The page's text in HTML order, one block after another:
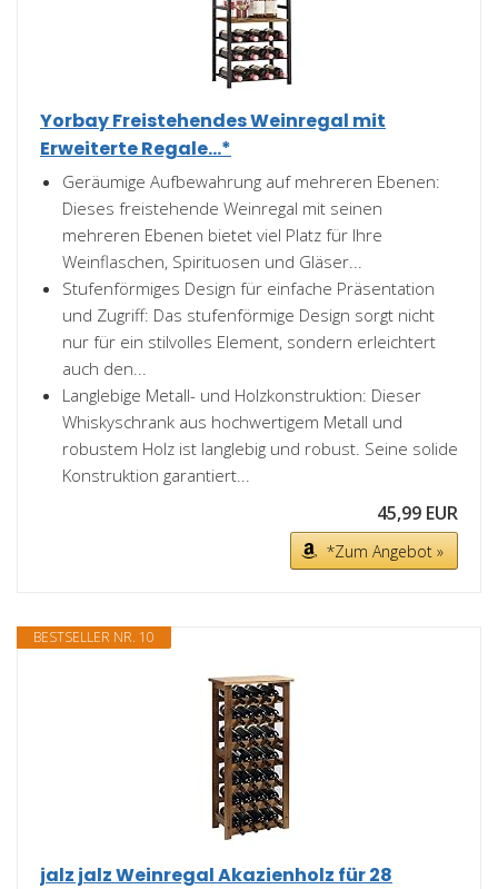
Yorbay Freistehendes Weinregal mit
Erweiterte Regale...*
Geräumige Aufbewahrung auf mehreren Ebenen:
Dieses freistehende Weinregal mit seinen
mehreren Ebenen bietet viel Platz für Ihre
Weinflaschen, Spirituosen und Gläser...
Stufenförmiges Design für einfache Präsentation
und Zugriff: Das stufenförmige Design sorgt nicht
nur für ein stilvolles Element, sondern erleichtert
auch den...
Langlebige Metall- und Holzkonstruktion: Dieser
Whiskyschrank aus hochwertigem Metall und
robustem Holz ist langlebig und robust. Seine solide
Konstruktion garantiert...
45,99 EUR
*Zum Angebot »
BESTSELLER NR. 10
jalz jalz Weinregal Akazienholz für 28